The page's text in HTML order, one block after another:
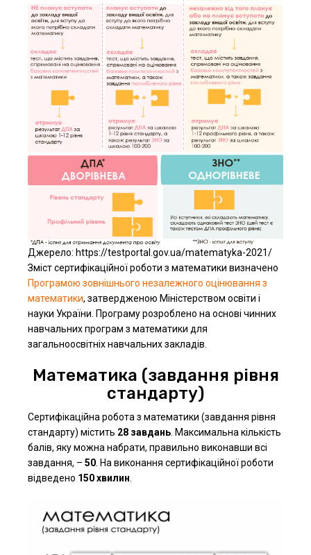
Джерело: https://testportal.gov.ua/matematyka-2021/
Зміст сертифікаційної роботи з математики визначено
Програмою зовнішнього незалежного оцінювання з
математики, затвердженою Міністерством освіти і
науки України. Програму розроблено на основі чинних
навчальних програм з математики для
загальноосвітніх навчальних закладів.
Математика (завдання рівня
стандарту)
Сертифікаційна робота з математики (завдання рівня
стандарту) містить 28 завдань . Максимальна кількість
балів, яку можна набрати, правильно виконавши всі
завдання, – 50 . На виконання сертифікаційної роботи
відведено 150 хвилин